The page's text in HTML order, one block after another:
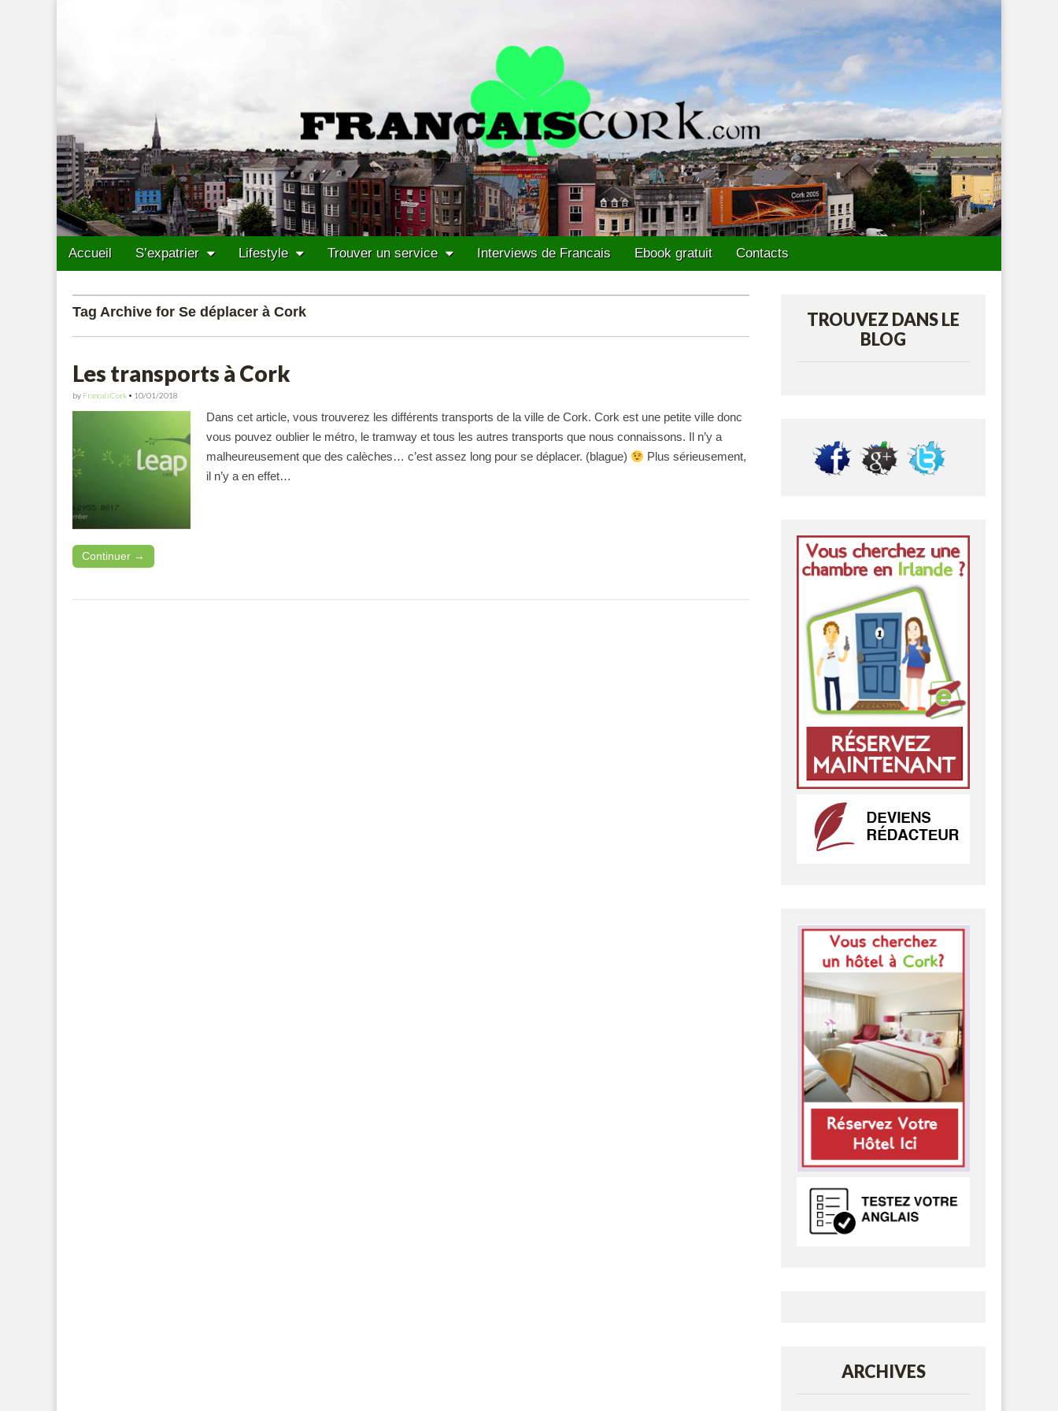
Main menu
Skip to content
Accueil S’expatrier Lifestyle Trouver un service Interviews de Francais Ebook gratuit Contacts
Tag Archive for Se déplacer à Cork
Les transports à Cork
by FrancaisCork • 10/01/2018
Dans cet article, vous trouverez les différents transports de la ville de Cork. Cork est une petite ville donc
vous pouvez oublier le métro, le tramway et tous les autres transports que nous connaissons. Il n’y a
malheureusement que des calèches… c’est assez long pour se déplacer. (blague)
Plus sérieusement,
il n’y a en effet…
Continuer →
TROUVEZ DANS LE
BLOG
ARCHIVES